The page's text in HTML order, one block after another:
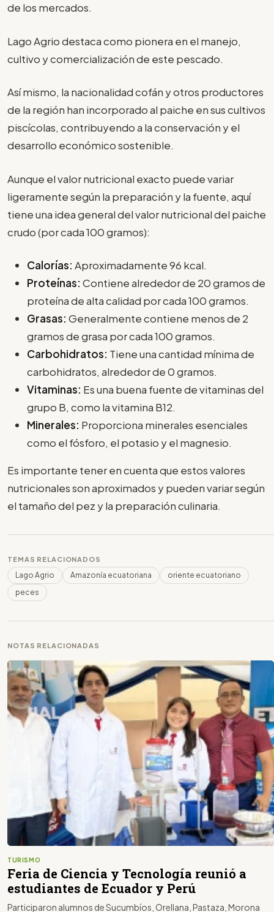
de los mercados.
Lago Agrio destaca como pionera en el manejo,
cultivo y comercialización de este pescado.
Así mismo, la nacionalidad cofán y otros productores
de la región han incorporado al paiche en sus cultivos
piscícolas, contribuyendo a la conservación y el
desarrollo económico sostenible.
Aunque el valor nutricional exacto puede variar
ligeramente según la preparación y la fuente, aquí
tiene una idea general del valor nutricional del paiche
crudo (por cada 100 gramos):
Calorías: Aproximadamente 96 kcal.
Proteínas: Contiene alrededor de 20 gramos de
proteína de alta calidad por cada 100 gramos.
Grasas: Generalmente contiene menos de 2
gramos de grasa por cada 100 gramos.
Carbohidratos: Tiene una cantidad mínima de
carbohidratos, alrededor de 0 gramos.
Vitaminas: Es una buena fuente de vitaminas del
grupo B, como la vitamina B12.
Minerales: Proporciona minerales esenciales
como el fósforo, el potasio y el magnesio.
Es importante tener en cuenta que estos valores
nutricionales son aproximados y pueden variar según
el tamaño del pez y la preparación culinaria.
TEMAS RELACIONADOS
Lago Agrio Amazonía ecuatoriana
oriente ecuatoriano
peces
NOTAS RELACIONADAS
TURISMO
Feria de Ciencia y Tecnología reunió a
estudiantes de Ecuador y Perú
Participaron alumnos de Sucumbíos, Orellana, Pastaza, Morona